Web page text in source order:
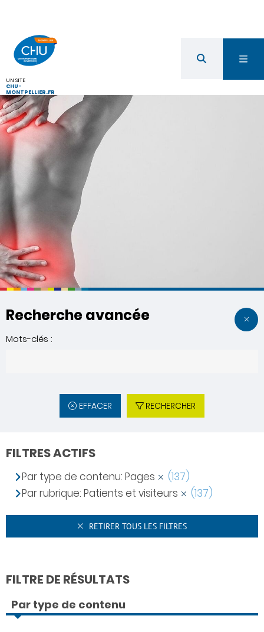
UN SITE
CHU-
MONTPELLIER.FR
Recherche avancée
Mots-clés :
EFFACER RECHERCHER
FILTRES ACTIFS
Par type de contenu: Pages
(137)
Par rubrique: Patients et visiteurs
(137)
RETIRER TOUS LES FILTRES
FILTRE DE RÉSULTATS
Par type de contenu